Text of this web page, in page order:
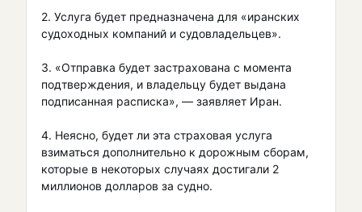
2. Услуга будет предназначена для «иранских
судоходных компаний и судовладельцев».
3. «Отправка будет застрахована с момента
подтверждения, и владельцу будет выдана
подписанная расписка», — заявляет Иран.
4. Неясно, будет ли эта страховая услуга
взиматься дополнительно к дорожным сборам,
которые в некоторых случаях достигали 2
миллионов долларов за судно.